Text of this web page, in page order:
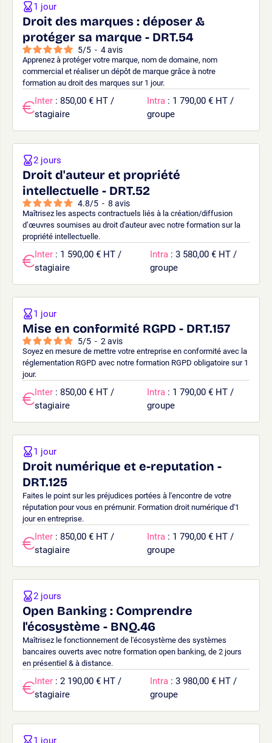
Droit des marques : déposer &
protéger sa marque - DRT.54
5/5 - 4avis
Apprenez à protéger votre marque, nom de domaine, nom
commercial et réaliser un dépôt de marque grâce à notre
formation au droit des marques sur 1 jour.
1 jour
Inter : 850,00 € HT /
stagiaire
Intra : 1 790,00 € HT /
groupe
Droit d'auteur et propriété
intellectuelle - DRT.52
4.8/5 - 8 avis
Maîtrisez les aspects contractuels liés à la création/diffusion
d’œuvres soumises au droit d'auteur avec notre formation sur la
propriété intellectuelle.
2 jours
Inter : 1 590,00 € HT /
stagiaire
Intra : 3 580,00 € HT /
groupe
Mise en conformité RGPD - DRT.157
5/5 - 2 avis
Soyez en mesure de mettre votre entreprise en conformité avec la
réglementation RGPD avec notre formation RGPD obligatoire sur 1
jour.
1 jour
Inter : 850,00 € HT /
stagiaire
Intra : 1 790,00 € HT /
groupe
Droit numérique et e-reputation -
DRT.125
Faites le point sur les préjudices portées à l'encontre de votre
réputation pour vous en prémunir. Formation droit numérique d'1
jour en entreprise.
1 jour
Inter : 850,00 € HT /
stagiaire
Intra : 1 790,00 € HT /
groupe
Open Banking : Comprendre
l'écosystème - BNQ.46
Maîtrisez le fonctionnement de l'écosystème des systèmes
bancaires ouverts avec notre formation open banking, de 2 jours
en présentiel & à distance.
2 jours
Inter : 2 190,00 € HT /
stagiaire
Intra : 3 980,00 € HT /
groupe
1 jour